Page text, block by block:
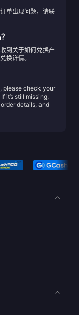
单出现问题，请联
到关于如何兑换产
换详情。
please check your
it’s still missing,
details, and